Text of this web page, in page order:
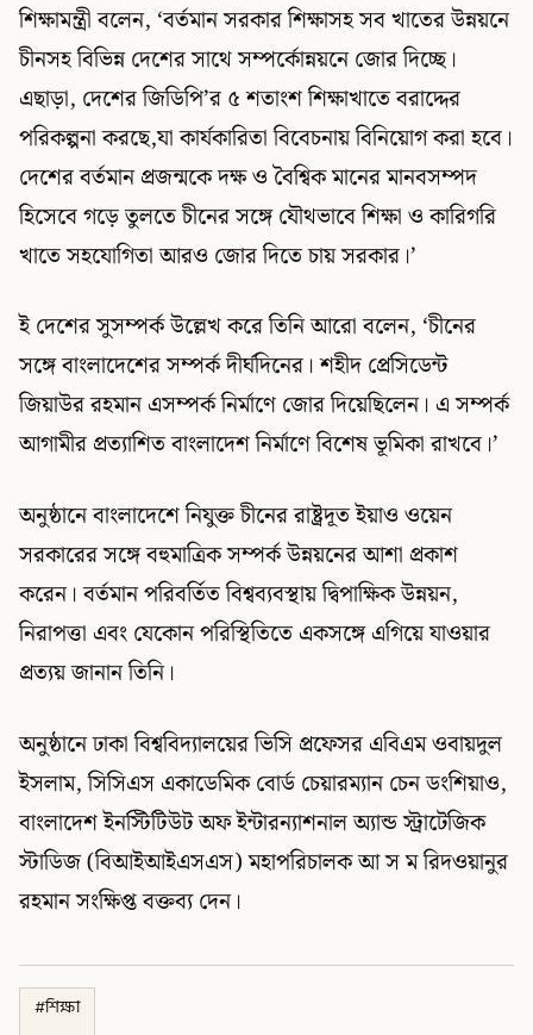
শিক্ষামন্ত্রী বলেন, ‘বর্তমান সরকার শিক্ষাসহ সব খাতের উন্নয়নে
চীনসহ বিভিন্ন দেশের সাথে সম্পর্কোন্নয়নে জোর দিচ্ছে।
এছাড়া, দেশের জিডিপি’র ৫ শতাংশ শিক্ষাখাতে বরাদ্দের
পরিকল্পনা করছে,যা কার্যকারিতা বিবেচনায় বিনিয়োগ করা হবে।
দেশের বর্তমান প্রজন্মকে দক্ষ ও বৈশ্বিক মানের মানবসম্পদ
হিসেবে গড়ে তুলতে চীনের সঙ্গে যৌথভাবে শিক্ষা ও কারিগরি
খাতে সহযোগিতা আরও জোর দিতে চায় সরকার।’
ই দেশের সুসম্পর্ক উল্লেখ করে তিনি আরো বলেন, ‘চীনের
সঙ্গে বাংলাদেশের সম্পর্ক দীর্ঘদিনের। শহীদ প্রেসিডেন্ট
জিয়াউর রহমান এসম্পর্ক নির্মাণে জোর দিয়েছিলেন। এ সম্পর্ক
আগামীর প্রত্যাশিত বাংলাদেশ নির্মাণে বিশেষ ভূমিকা রাখবে।’
অনুষ্ঠানে বাংলাদেশে নিযুক্ত চীনের রাষ্ট্রদূত ইয়াও ওয়েন
সরকারের সঙ্গে বহুমাত্রিক সম্পর্ক উন্নয়নের আশা প্রকাশ
করেন। বর্তমান পরিবর্তিত বিশ্বব্যবস্থায় দ্বিপাক্ষিক উন্নয়ন,
নিরাপত্তা এবং যেকোন পরিস্থিতিতে একসঙ্গে এগিয়ে যাওয়ার
প্রত্যয় জানান তিনি।
অনুষ্ঠানে ঢাকা বিশ্ববিদ্যালয়ের ভিসি প্রফেসর এবিএম ওবায়দুল
ইসলাম, সিসিএস একাডেমিক বোর্ড চেয়ারম্যান চেন ডংশিয়াও,
বাংলাদেশ ইনস্টিটিউট অফ ইন্টারন্যাশনাল অ্যান্ড স্ট্রাটেজিক
স্টাডিজ (বিআইআইএসএস) মহাপরিচালক আ স ম রিদওয়ানুর
রহমান সংক্ষিপ্ত বক্তব্য দেন।
#শিক্ষা